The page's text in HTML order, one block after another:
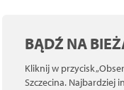
BĄDŹ NA
Kliknij w przycisk
Szczecina. Najbardziej